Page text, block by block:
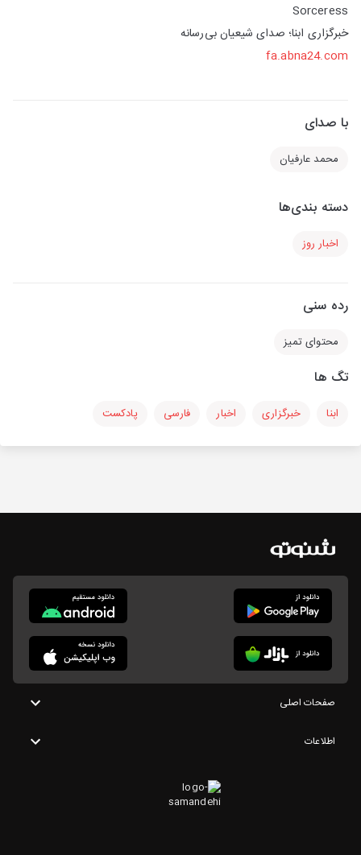
Sorceress
خبرگزاری ابنا؛ صدای شیعیان بی‌رسانه
fa.abna24.com
با صدای
محمد عارفیان
دسته بندی‌ها
اخبار روز
رده سنی
محتوای تمیز
تگ ها
ابنا خبرگزاری اخبار فارسی پادکست
صفحات اصلی
اطلاعات